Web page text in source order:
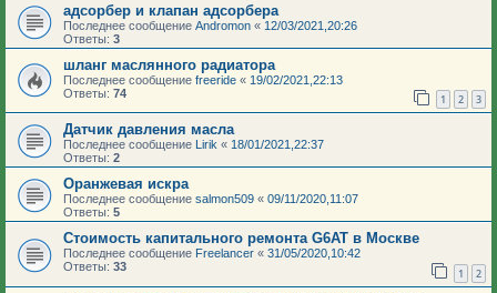
адсорбер и клапан адсорбера
Последнее сообщение Andromon « 12/03/2021,20:26
Ответы: 3
шланг маслянного радиатора
Последнее сообщение freeride « 19/02/2021,22:13
Ответы: 74 1 2 3
Датчик давления масла
Последнее сообщение Lirik « 18/01/2021,22:37
Ответы: 2
Оранжевая искра
Последнее сообщение salmon509 « 09/11/2020,11:07
Ответы: 5
Стоимость капитального ремонта G6AT в Москве
Последнее сообщение Freelancer « 31/05/2020,10:42
Ответы: 33 1 2